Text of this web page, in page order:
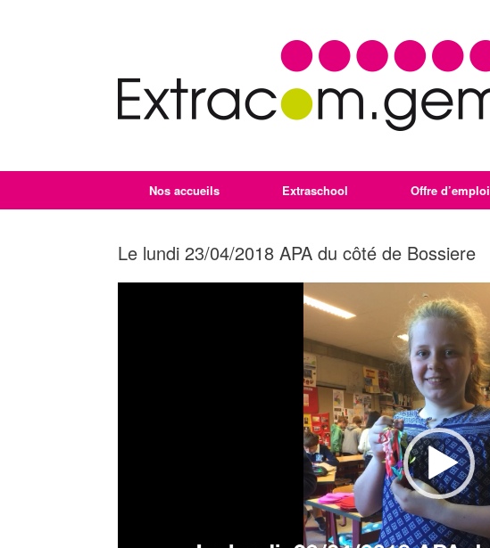
Nos accueils Extraschool Offre d’emploi
Le lundi 23/04/2018 APA du côté de Bossiere